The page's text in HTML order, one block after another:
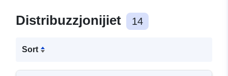
Distribuzzjonijiet 14
Sort